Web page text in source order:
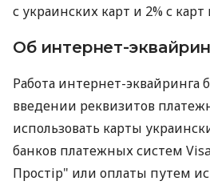
с украинских карт и 2% с
Об интернет-
Работа интернет-эквайринга
введении реквизитов
использовать карты
банков платежных систем
Простір" или оплаты путем